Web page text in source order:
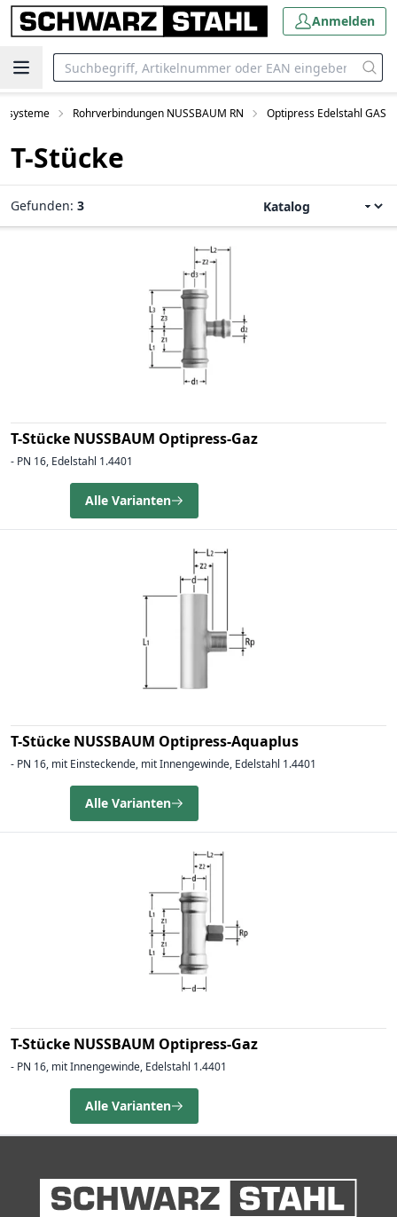
Anmelden
Rohrverbindungen NUSSBAUM RN Optipress Edelstahl GAS
T-Stücke
Gefunden: 3
T-Stücke NUSSBAUM Optipress-Gaz
- PN 16, Edelstahl 1.4401
Alle Varianten
T-Stücke NUSSBAUM Optipress-Aquaplus
- PN 16, mit Einsteckende, mit Innengewinde, Edelstahl 1.4401
Alle Varianten
T-Stücke NUSSBAUM Optipress-Gaz
- PN 16, mit Innengewinde, Edelstahl 1.4401
Alle Varianten